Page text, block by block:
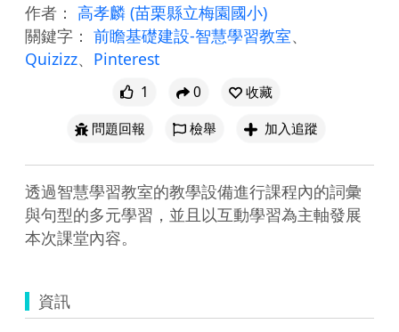
作者： 高孝麟 (苗栗縣立梅園國小)
關鍵字： 前瞻基礎建設-智慧學習教室、
Quizizz、 Pinterest
1 0
收藏
問題回報
檢舉 加入追蹤
透過智慧學習教室的教學設備進行課程內的詞彙
與句型的多元學習，並且以互動學習為主軸發展
本次課堂內容。
資訊